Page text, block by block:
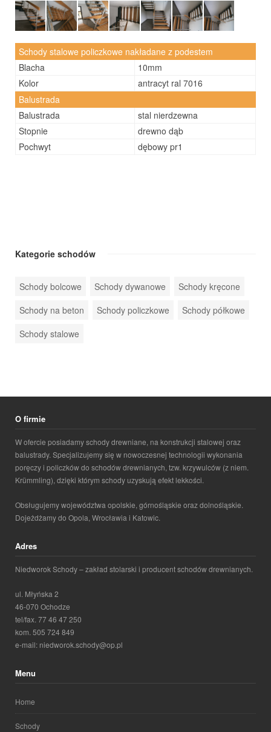
Schody stalowe policzkowe nakładane z podestem
Blacha
10mm
Kolor
antracyt ral 7016
Balustrada
Balustrada
stal nierdzewna
Stopnie
drewno dąb
Pochwyt
dębowy pr1
Kategorie schodów
Schody bolcowe Schody dywanowe
Schody kręcone
Schody na beton
Schody policzkowe
Schody półkowe
Schody stalowe
O firmie
W ofercie posiadamy schody drewniane, na konstrukcji stalowej oraz
balustrady. Specjalizujemy się w nowoczesnej technologii wykonania
poręczy i policzków do schodów drewnianych, tzw. krzywulców (z niem.
Krümmling), dzięki którym schody uzyskują efekt lekkości.
Obsługujemy województwa opolskie, górnośląskie oraz dolnośląskie.
Dojeżdżamy do Opola, Wrocławia i Katowic.
Adres
Niedworok Schody – zakład stolarski i producent schodów drewnianych.
ul. Młyńska 2
46-070 Ochodze
tel/fax. 77 46 47 250
kom. 505 724 849
e-mail: niedworok.schody@op.pl
Menu
Home
Schody